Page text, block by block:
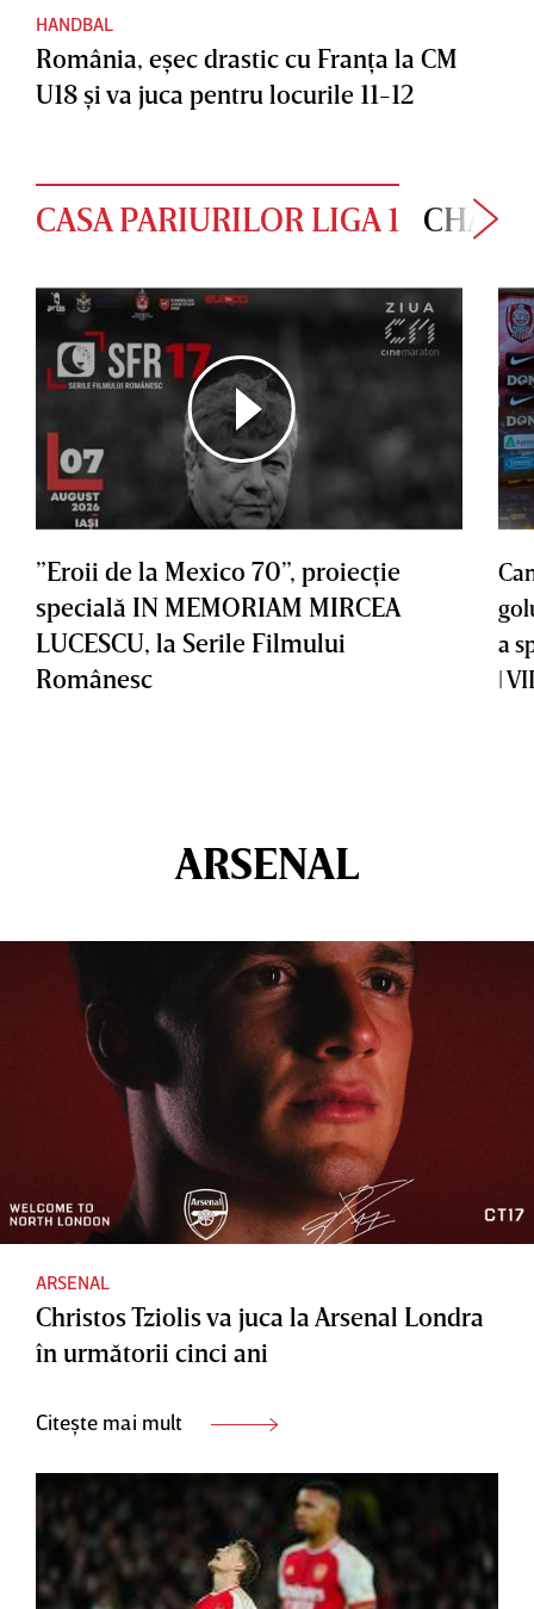
HANDBAL
România, eşec drastic cu Franţa la CM
U18 şi va juca pentru locurile 11-12
CASA PARIURILOR LIGA 1
”Eroii de la Mexico 70”, proiecţie
specială IN MEMORIAM MIRCEA
LUCESCU, la Serile Filmului
Românesc
a
|
ARSENAL
ARSENAL
Christos Tziolis va juca la Arsenal Londra
în următorii cinci ani
Citește mai mult